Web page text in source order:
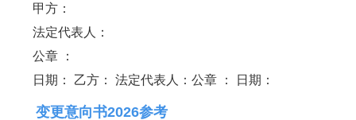
甲方：
法定代表人：
公章 ：
日期： 乙方： 法定代表人：公章 ： 日期：
变更意向书2026参考